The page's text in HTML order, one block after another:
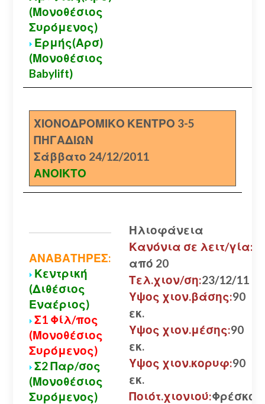
(Μονοθέσιος
Συρόμενος)
Ερμής(Αρσ)
(Μονοθέσιος
Babylift)
ΧΙΟΝΟΔΡΟΜΙΚΟ ΚΕΝΤΡΟ 3-5
ΠΗΓΑΔΙΩΝ
Σάββατο 24/12/2011
ΑΝΟΙΚΤΟ
ΑΝΑΒΑΤΗΡΕΣ:
Κεντρική
(Διθέσιος
Εναέριος)
Σ1 Φίλ/πος
(Μονοθέσιος
Συρόμενος)
Σ2 Παρ/σος
(Μονοθέσιος
Συρόμενος)
Ηλιοφάνεια
Κανόνια σε λειτ/γία:
από 20
Τελ.χιον/ση:23/12/11
Υψος χιον.βάσης:90
εκ.
Υψος χιον.μέσης:90
εκ.
Υψος χιον.κορυφ:90
εκ.
Ποιότ.χιονιού:Φρέσκο